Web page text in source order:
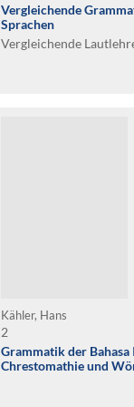
Vergleichende
Sprachen
Vergleichende
Kähler, Hans
2
Grammatik der
Chrestomathie und